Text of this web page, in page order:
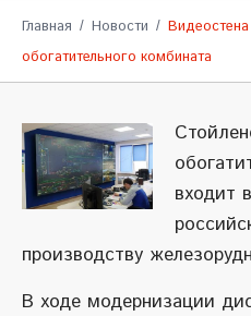
Главная Новости
обогатительного комбината
входит
производству
В ходе модернизации